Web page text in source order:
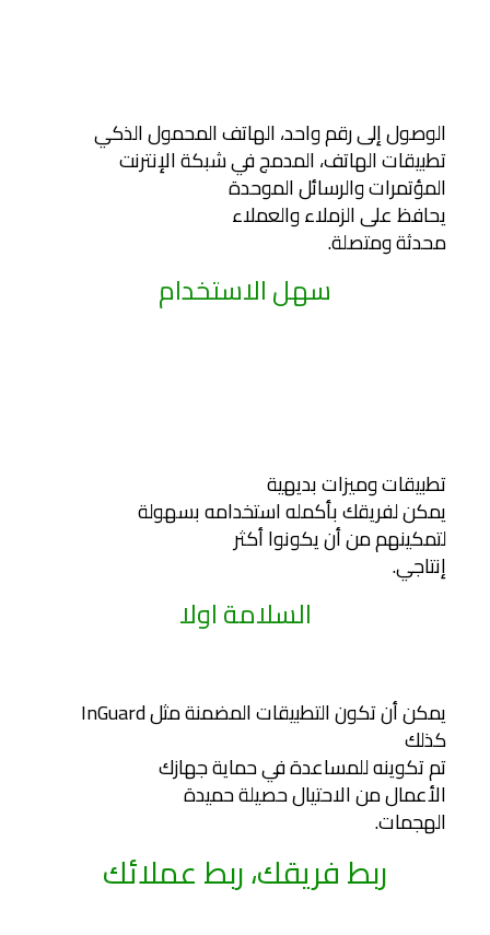
الوصول إلى رقم واحد، الهاتف المحمول الذكي
تطبيقات الهاتف، المدمج في شبكة الإنترنت
المؤتمرات والرسائل الموحدة
يحافظ على الزملاء والعملاء
محدثة ومتصلة.
سهل الاستخدام
تطبيقات وميزات بديهية
يمكن لفريقك بأكمله استخدامه بسهولة
لتمكينهم من أن يكونوا أكثر
إنتاجي.
السلامة اولا
يمكن أن تكون التطبيقات المضمنة مثل InGuard
كذلك
تم تكوينه للمساعدة في حماية جهازك
الأعمال من الاحتيال حصيلة حميدة
الهجمات.
ربط فريقك، ربط عملائك